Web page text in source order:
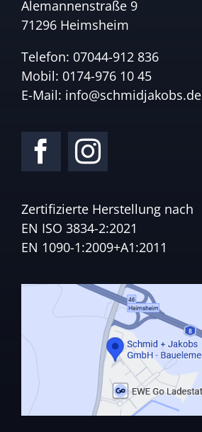
Alemannenstraße 9
71296 Heimsheim
Telefon: 07044-912 836
Mobil: 0174-976 10 45
E-Mail: info@schmidjakobs.de
Zertifizierte Herstellung nach
EN ISO 3834-2:2021
EN 1090-1:2009+A1:2011